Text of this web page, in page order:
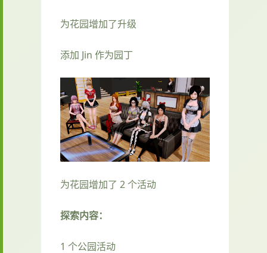
为花园增加了升级
添加 Jin 作为园丁
为花园增加了 2 个活动
探索内容：
1 个公园活动